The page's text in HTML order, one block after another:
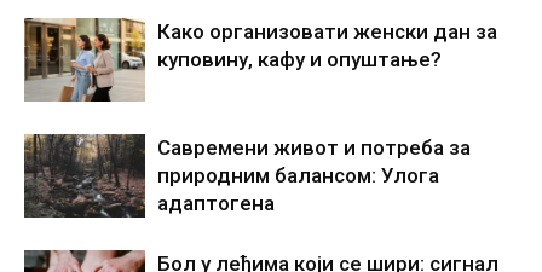
Како организовати женски дан за
куповину, кафу и опуштање?
Савремени живот и потреба за
природним балансом: Улога
адаптогена
Бол у леђима који се шири: сигнал